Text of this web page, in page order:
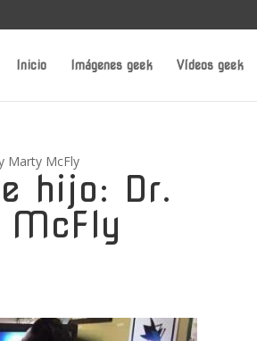
Inicio Imágenes geek Vídeos geek
Marty McFly
hijo: Dr.
McFly